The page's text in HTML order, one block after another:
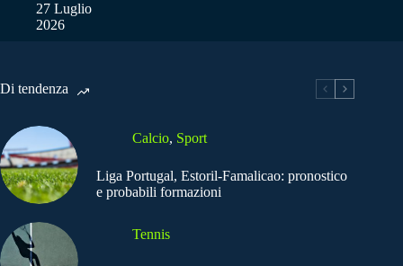
27 Luglio
2026
Di tendenza
Calcio, Sport
Liga Portugal, Estoril-Famalicao: pronostico
e probabili formazioni
Tennis